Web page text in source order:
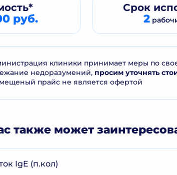
руб.
Срок
2
клиники принимает меры по
недоразумений, просим уточнять
прайс не является офертой
также может
IgE (п.кол)